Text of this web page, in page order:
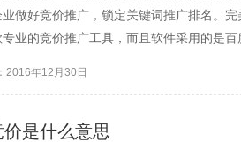
业做好竞价推广，锁定关键词推广排名。
业的竞价推广工具，而且软件采用的是
2016年12月30日
是什么意思